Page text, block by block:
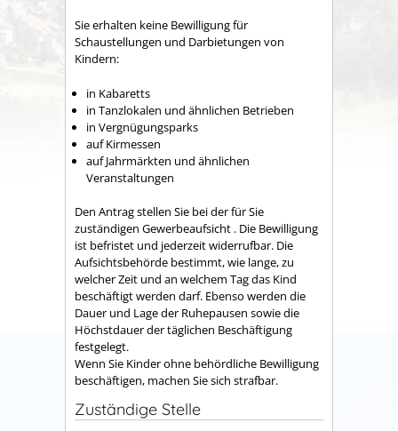
Sie erhalten keine Bewilligung für
Schaustellungen und Darbietungen von
Kindern:
in Kabaretts
in Tanzlokalen und ähnlichen Betrieben
in Vergnügungsparks
auf Kirmessen
auf Jahrmärkten und ähnlichen
Veranstaltungen
Den Antrag stellen Sie bei der für Sie
zuständigen Gewerbeaufsicht . Die Bewilligung
ist befristet und jederzeit widerrufbar. Die
Aufsichtsbehörde bestimmt, wie lange, zu
welcher Zeit und an welchem Tag das Kind
beschäftigt werden darf. Ebenso werden die
Dauer und Lage der Ruhepausen sowie die
Höchstdauer der täglichen Beschäftigung
festgelegt.
Wenn Sie Kinder ohne behördliche Bewilligung
beschäftigen, machen Sie sich strafbar.
Zuständige Stelle